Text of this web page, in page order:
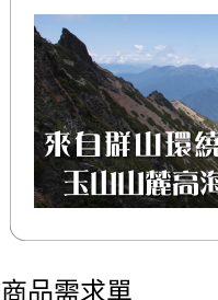
商品需求單